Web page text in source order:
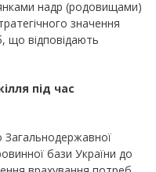
надр (родовищами)
значення
що відповідають
під час
бази України до